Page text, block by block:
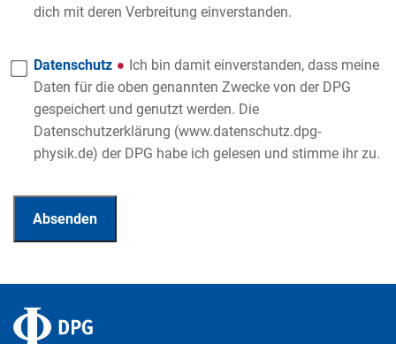
dich mit deren Verbreitung einverstanden.
Datenschutz
Ich bin damit einverstanden, dass meine
Daten für die oben genannten Zwecke von der DPG
gespeichert und genutzt werden. Die
Datenschutzerklärung (www.datenschutz.dpg-
physik.de) der DPG habe ich gelesen und stimme ihr zu.